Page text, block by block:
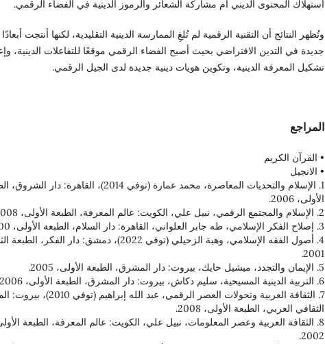
استهلاك المحتوى الديني أم مشاركة الشعائر والرموز الدينية في الفضاء الرقمي.
وتُظهر النتائج أن التقنية الرقمية لم تُلغِ الممارسة الدينية التقليدية، لكنها أنتجت أبعادًا
جديدة في التدين الافتراضي بحيث أصبح الفضاء الرقمي موقعًا للتفاعلات الدينية،
تشكيل المعرفة الدينية، وتكوين هويات دينية جديدة لدى الجيل الرقمي.
المراجع
• القرآن الكريم
• الانجيل
1. الإسلام والتحديات المعاصرة، محمد عمارة (توفي 2014)، القاهرة: دار
الأولى، 2006.
2. الإسلام والمجتمع الرقمي، نبيل علي، الكويت: عالم المعرفة، الطبعة الأولى، 2008.
3. إصلاح الفكر الإسلامي، طه جابر العلواني، القاهرة: دار السلام، الطبعة الأولى، 2000.
4. أصول الفقه الإسلامي، وهبة الزحيلي (توفي 2022)، دمشق: دار الفكر،
2001.
5. الإيمان والتجدد، ميشيل حايك، بيروت: دار المشرق، الطبعة الأولى، 2005.
6. التربية الدينية المسيحية، سليم دكاش، بيروت: دار المشرق، الطبعة الأولى، 2006.
7. الثقافة العربية وتحولات العصر الرقمي، عبد الله إبراهيم
الثقافي العربي، الطبعة الأولى، 2008.
8. الثقافة العربية وعصر المعلومات، نبيل علي، الكويت: عالم المعرفة، الطبعة
2002.